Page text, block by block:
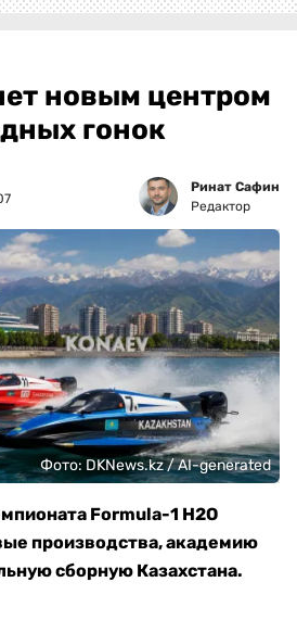
новым центром
гонок
Ринат Сафин
Редактор
Фото: DKNews.kz / AI-generated
Formula-1 H2O
производства, академию
сборную Казахстана.